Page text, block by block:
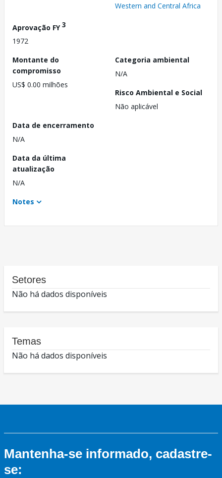
Western and Central Africa
Aprovação FY3
1972
Montante do
compromisso
US$ 0.00 milhões
Categoria ambiental
N/A
Risco Ambiental e Social
Não aplicável
Data de encerramento
N/A
Data da última
atualização
N/A
Notes
Setores
Não há dados disponíveis
Temas
Não há dados disponíveis
Mantenha-se informado, cadastre-
se: